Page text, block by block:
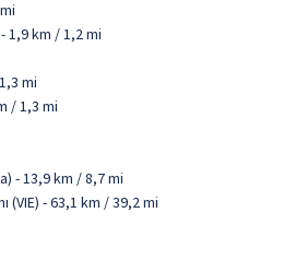
1,9 km / 1,2 mi
mi
/ 1,3 mi
- 13,9 km / 8,7 mi
(VIE) - 63,1 km / 39,2 mi